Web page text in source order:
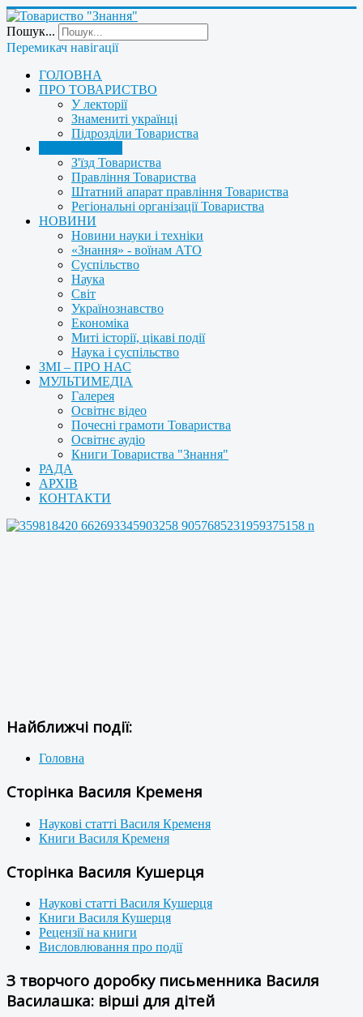
Пошук...
Перемикач навігації
ГОЛОВНА
ПРО ТОВАРИСТВО
У лекторії
Знамениті українці
Підрозділи Товариства
З'їзд Товариства
Правління Товариства
Штатний апарат правління Товариства
Регіональні організації Товариства
НОВИНИ
Новини науки і техніки
«Знання» - воїнам АТО
Суспільство
Наука
Світ
Українознавство
Економіка
Миті історії, цікаві події
Наука і суспільство
ЗМІ – ПРО НАС
МУЛЬТИМЕДІА
Галерея
Освітнє відео
Почесні грамоти Товариства
Освітнє аудіо
Книги Товариства "Знання"
РАДА
АРХІВ
КОНТАКТИ
Найближчі події:
Головна
Сторінка Василя Кременя
Наукові статті Василя Кременя
Книги Василя Кременя
Сторінка Василя Кушерця
Наукові статті Василя Кушерця
Книги Василя Кушерця
Рецензії на книги
Висловлювання про події
З творчого доробку письменника Василя
Василашка: вірші для дітей